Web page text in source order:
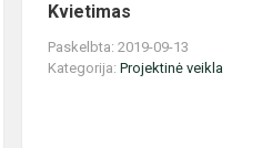
Kvietimas
Paskelbta: 2019-09-13
Kategorija:Projektinė veikla